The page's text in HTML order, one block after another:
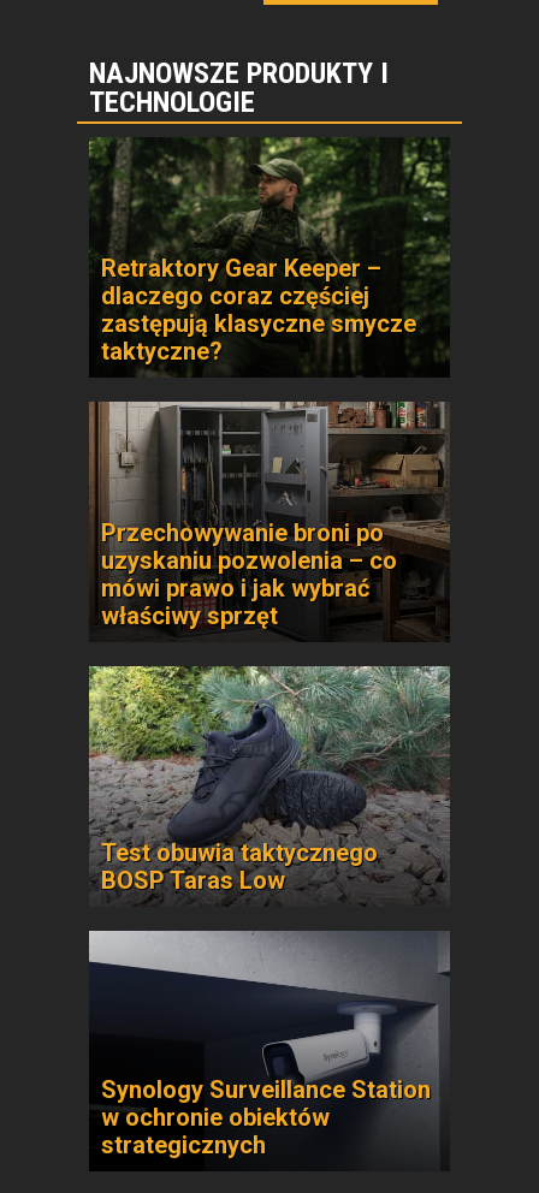
NAJNOWSZE PRODUKTY I
TECHNOLOGIE
Retraktory Gear Keeper –
dlaczego coraz częściej
zastępują klasyczne smycze
taktyczne?
Przechowywanie broni po
uzyskaniu pozwolenia – co
mówi prawo i jak wybrać
właściwy sprzęt
Test obuwia taktycznego
BOSP Taras Low
Synology Surveillance Station
w ochronie obiektów
strategicznych